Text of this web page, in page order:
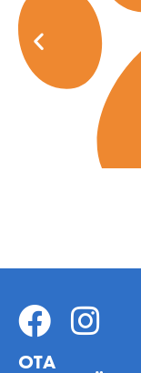
OTA